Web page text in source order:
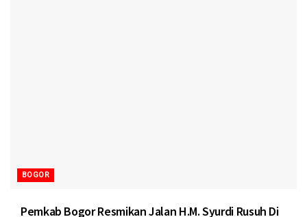
BOGOR
Pemkab Bogor Resmikan Jalan H.M. Syurdi Rusuh Di